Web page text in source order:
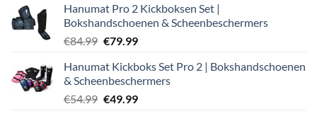
Hanumat Pro 2 Kickboksen Set |
Bokshandschoenen & Scheenbeschermers
€84.99 Oorspronkelijke
was:
€84.99.
€79.99Huidige
is:
€79.99.
Hanumat Kickboks Set Pro 2 | Bokshandschoenen
& Scheenbeschermers
€54.99 Oorspronkelijke
€49.99Huidige